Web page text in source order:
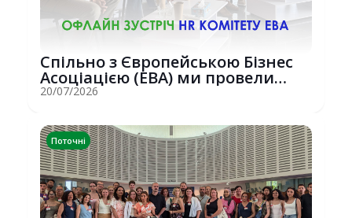
Спільно з Європейською Бізнес
Асоціацією (EBA) ми провели
потужну о...
20/07/2026
Поточні